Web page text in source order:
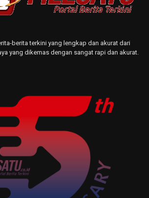
berita terkini yang lengkap dan akurat dari
yang dikemas dengan sangat rapi dan akurat.